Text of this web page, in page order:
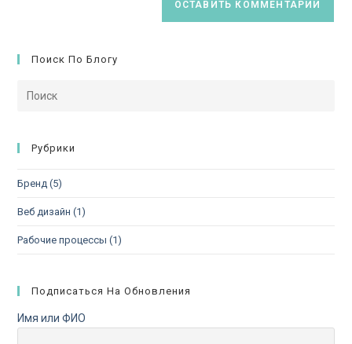
Поиск По Блогу
Рубрики
Бренд (5)
Веб дизайн (1)
Рабочие процессы (1)
Подписаться На Обновления
Имя или ФИО